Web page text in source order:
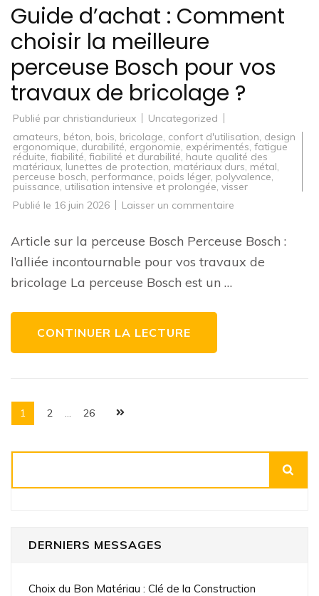
Guide d’achat : Comment
choisir la meilleure
perceuse Bosch pour vos
travaux de bricolage ?
Publié par christiandurieux
Uncategorized
amateurs béton bois bricolage confort d'utilisation design
ergonomique durabilité ergonomie expérimentés fatigue
réduite fiabilité fiabilité et durabilité haute qualité des
matériaux lunettes de protection matériaux durs métal
perceuse bosch performance poids léger polyvalence
puissance utilisation intensive et prolongée, visser
Publié le 16 juin 2026 Laisser un commentaire
Comment
la
Article sur la perceuse Bosch Perceuse Bosch :
l’alliée incontournable pour vos travaux de
bricolage La perceuse Bosch est un …
CONTINUER LA LECTURE
Pagination
des
publications
Page
1 Page
2 Page
26
DERNIERS MESSAGES
Choix du Bon Matériau : Clé de la Construction